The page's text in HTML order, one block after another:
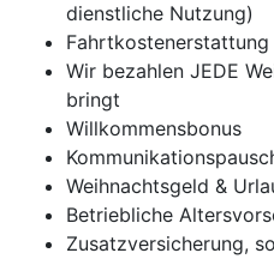
dienstliche Nutzung)
Fahrtkostenerstattung
Wir bezahlen JEDE
bringt
Willkommensbonus
Weihnachtsgeld &
Betriebliche
Zusatzversicherung,